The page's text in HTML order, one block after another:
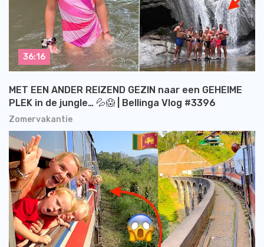
Zomervakantie
MET EEN ANDER REIZEND GEZIN naar een GEHEIME
PLEK in de jungle… 💦😱 | Bellinga Vlog #3396
36:16